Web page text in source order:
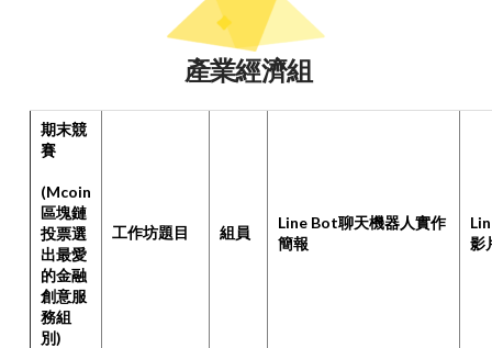
產業經濟組
期末競
賽
(Mcoin
區塊鏈
投票選
出最愛
的金融
創意服
務組
別)
工作坊題目 組員
Line Bot聊天機器人實作
簡報
影